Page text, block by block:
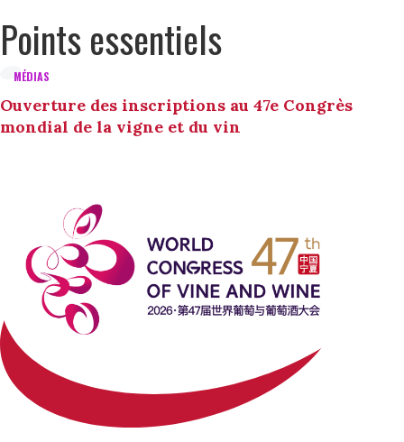
Points essentiels
MÉDIAS
Ouverture des inscriptions au 47e Congrès
mondial de la vigne et du vin